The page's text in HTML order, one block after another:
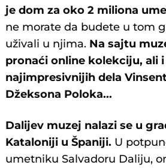
je dom za oko 2 miliona
ne morate da budete u tom
uživali u njima. Na sajtu
pronaći online kolekciju, ali
najimpresivnijih dela
Džeksona Poloka...
Dalijev muzej nalazi se u
Kataloniji u Španiji. U
umetniku Salvadoru Daliju,